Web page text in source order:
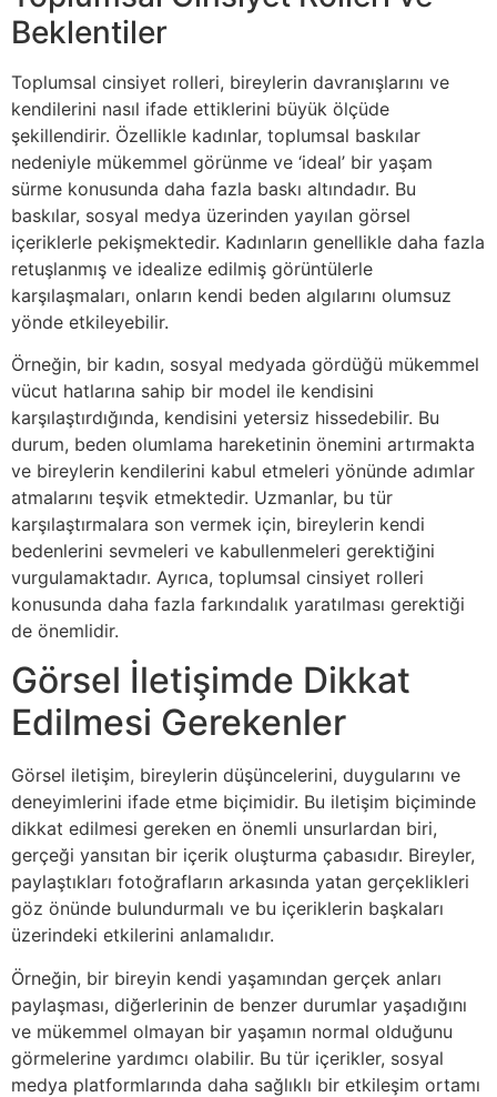
Beklentiler
Toplumsal cinsiyet rolleri, bireylerin davranışlarını ve
kendilerini nasıl ifade ettiklerini büyük ölçüde
şekillendirir. Özellikle kadınlar, toplumsal baskılar
nedeniyle mükemmel görünme ve ‘ideal’ bir yaşam
sürme konusunda daha fazla baskı altındadır. Bu
baskılar, sosyal medya üzerinden yayılan görsel
içeriklerle pekişmektedir. Kadınların genellikle daha fazla
retuşlanmış ve idealize edilmiş görüntülerle
karşılaşmaları, onların kendi beden algılarını olumsuz
yönde etkileyebilir.
Örneğin, bir kadın, sosyal medyada gördüğü mükemmel
vücut hatlarına sahip bir model ile kendisini
karşılaştırdığında, kendisini yetersiz hissedebilir. Bu
durum, beden olumlama hareketinin önemini artırmakta
ve bireylerin kendilerini kabul etmeleri yönünde adımlar
atmalarını teşvik etmektedir. Uzmanlar, bu tür
karşılaştırmalara son vermek için, bireylerin kendi
bedenlerini sevmeleri ve kabullenmeleri gerektiğini
vurgulamaktadır. Ayrıca, toplumsal cinsiyet rolleri
konusunda daha fazla farkındalık yaratılması gerektiği
de önemlidir.
Görsel İletişimde Dikkat
Edilmesi Gerekenler
Görsel iletişim, bireylerin düşüncelerini, duygularını ve
deneyimlerini ifade etme biçimidir. Bu iletişim biçiminde
dikkat edilmesi gereken en önemli unsurlardan biri,
gerçeği yansıtan bir içerik oluşturma çabasıdır. Bireyler,
paylaştıkları fotoğrafların arkasında yatan gerçeklikleri
göz önünde bulundurmalı ve bu içeriklerin başkaları
üzerindeki etkilerini anlamalıdır.
Örneğin, bir bireyin kendi yaşamından gerçek anları
paylaşması, diğerlerinin de benzer durumlar yaşadığını
ve mükemmel olmayan bir yaşamın normal olduğunu
görmelerine yardımcı olabilir. Bu tür içerikler, sosyal
medya platformlarında daha sağlıklı bir etkileşim ortamı